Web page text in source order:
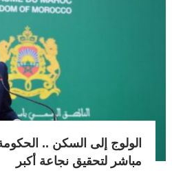
الولوج إلى السكن ..
مباشر لتحقيق نجاعة أكبر